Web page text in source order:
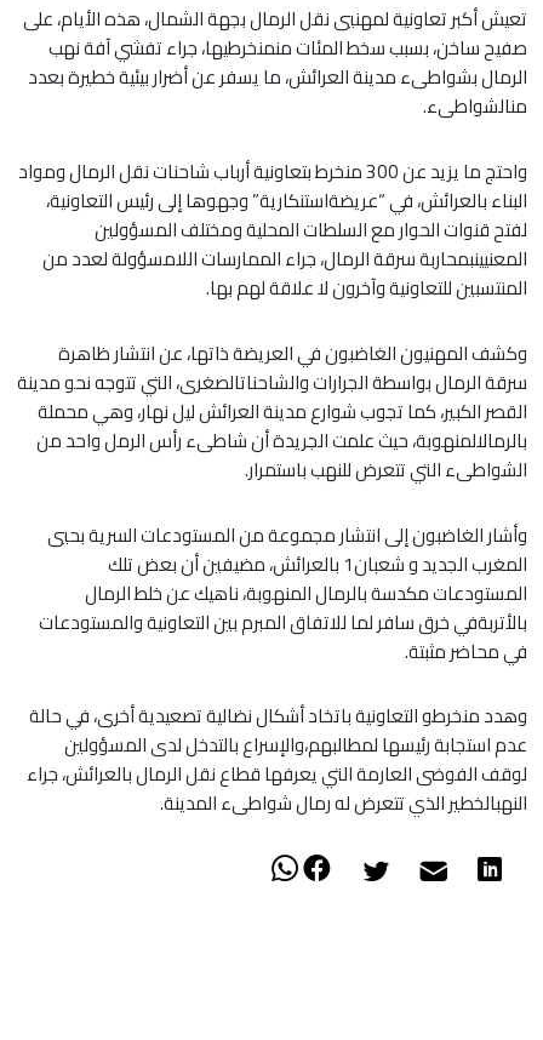
تعيش أكبر تعاونية لمهنيي نقل الرمال بجهة الشمال، هذه الأيام، على
صفيح ساخن، بسبب سخط المئات منمنخرطيها، جراء تفشي آفة نهب
الرمال بشواطىء مدينة العرائش، ما يسفر عن أضرار بيئية خطيرة بعدد
منالشواطىء.
واحتج ما يزيد عن 300 منخرط بتعاونية أرباب شاحنات نقل الرمال ومواد
البناء بالعرائش، في “عريضةاستنكارية” وجهوها إلى رئيس التعاونية،
لفتح قنوات الحوار مع السلطات المحلية ومختلف المسؤولين
المعنيينبمحاربة سرقة الرمال، جراء الممارسات اللامسؤولة لعدد من
المنتسبين للتعاونية وآخرون لا علاقة لهم بها.
وكشف المهنيون الغاضبون في العريضة ذاتها، عن انتشار ظاهرة
سرقة الرمال بواسطة الجرارات والشاحناتالصغرى، التي تتوجه نحو مدينة
القصر الكبير، كما تجوب شوارع مدينة العرائش ليل نهار، وهي محملة
بالرمالالمنهوبة، حيث علمت الجريدة أن شاطىء رأس الرمل واحد من
الشواطىء التي تتعرض للنهب باستمرار.
وأشار الغاضبون إلى انتشار مجموعة من المستودعات السرية بحيي
المغرب الجديد و شعبان1 بالعرائش، مضيفين أن بعض تلك
المستودعات مكدسة بالرمال المنهوبة، ناهيك عن خلط الرمال
بالأتربةفي خرق سافر لما للاتفاق المبرم بين التعاونية والمستودعات
في محاضر مثبتة.
وهدد منخرطو التعاونية باتخاد أشكال نضالية تصعيدية أخرى، في حالة
عدم استجابة رئيسها لمطالبهم،والإسراع بالتدخل لدى المسؤولين
لوقف الفوضى العارمة التي يعرفها قطاع نقل الرمال بالعرائش، جراء
النهبالخطير الذي تتعرض له رمال شواطىء المدينة.